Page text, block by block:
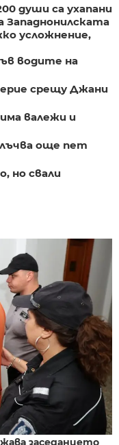
души са ухапани
Западнонилската
усложнение,
водите на
срещу Джани
валежи и
още пет
но свали